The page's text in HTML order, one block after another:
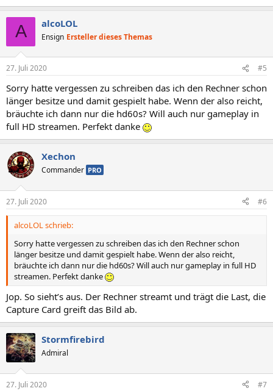
A alcoLOL
Ensign Ersteller dieses Themas
27. Juli 2020 #5
Sorry hatte vergessen zu schreiben das ich den Rechner schon
länger besitze und damit gespielt habe. Wenn der also reicht,
bräuchte ich dann nur die hd60s? Will auch nur gameplay in
full HD streamen. Perfekt danke
Xechon
Commander PRO
27. Juli 2020 #6
alcoLOL schrieb:
Sorry hatte vergessen zu schreiben das ich den Rechner schon
länger besitze und damit gespielt habe. Wenn der also reicht,
bräuchte ich dann nur die hd60s? Will auch nur gameplay in full HD
streamen. Perfekt danke
Jop. So sieht’s aus. Der Rechner streamt und trägt die Last, die
Capture Card greift das Bild ab.
Stormfirebird
Admiral
27. Juli 2020 #7